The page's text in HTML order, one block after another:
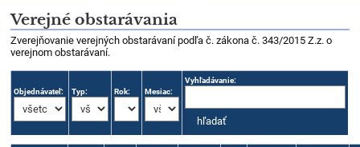
Verejné
obstarávanie
Verejné obstarávania
Zverejňovanie verejných obstarávaní podľa č. zákona č. 343/2015 Z.z. o
verejnom obstarávaní.
Objednávateľ: Typ: Rok: Mesiac:
Vyhľadávanie: